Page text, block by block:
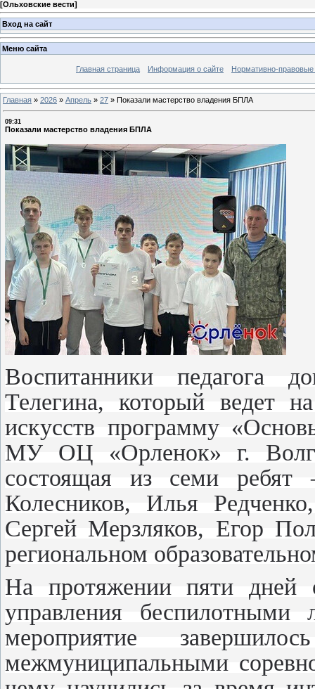
[Ольховские вести]
Вход на сайт
Меню сайта
Главная страница Информация о сайте Нормативно-правовые
Главная » 2026 » Апрель » 27 » Показали мастерство владения БПЛА
09:31
Показали мастерство владения БПЛА
Воспитанники педагога
Телегина, который ведет
искусств программу
МУ ОЦ «Орленок» г.
состоящая из семи
Колесников, Илья
Сергей Мерзляков, Егор
региональном
На протяжении пяти дней
управления беспилотными
мероприятие
межмуниципальными